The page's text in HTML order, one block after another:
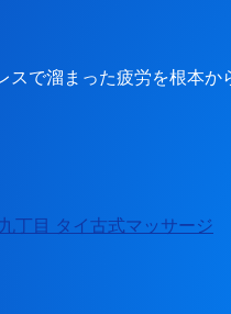
スで溜まった疲労を根本か
丁目 タイ古式マッサージ